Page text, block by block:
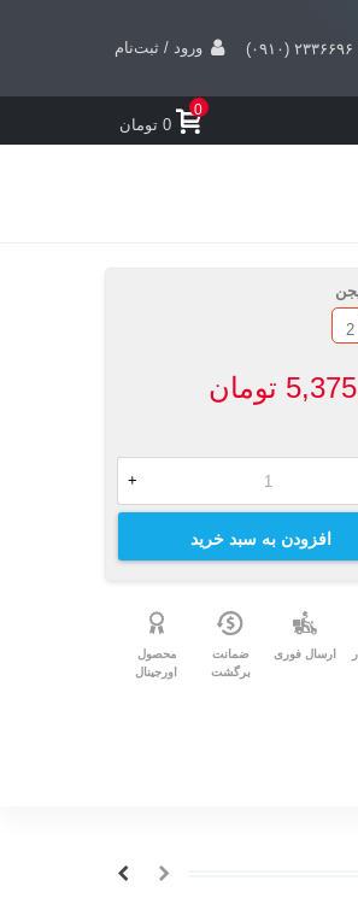
ورود / ثبت‌نام
0
0 تومان
2
تومان
+
افزودن به سبد خرید
ارسال فوری
ضمانت
برگشت
محصول
اورجینال